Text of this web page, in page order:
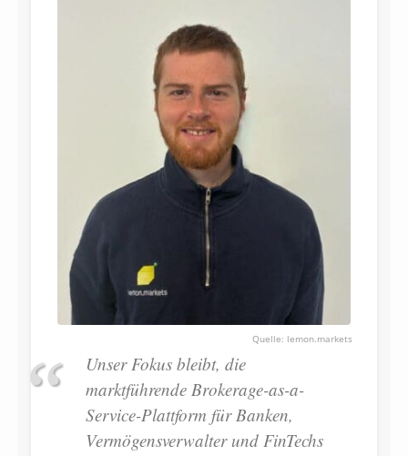
lemon.markets
Unser Fokus bleibt, die
marktführende Brokerage-as-a-
Service-Plattform für Banken,
Vermögensverwalter und FinTechs